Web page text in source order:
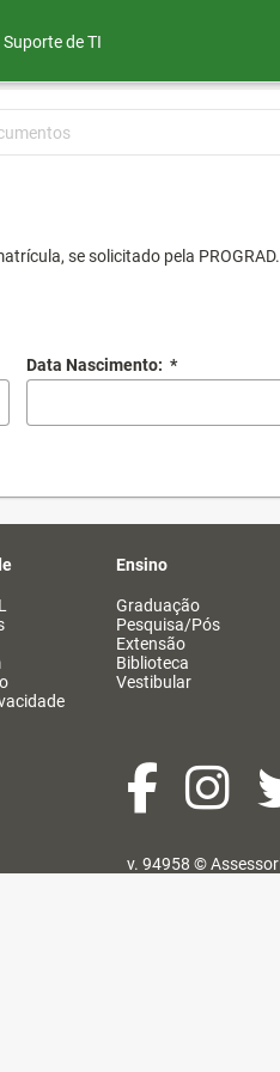
Suporte de TI
se solicitado pela PROGRAD.
Data Nascimento: *
Ensino
Graduação
Pesquisa/Pós
Extensão
Biblioteca
Vestibular
v. 94958 ©